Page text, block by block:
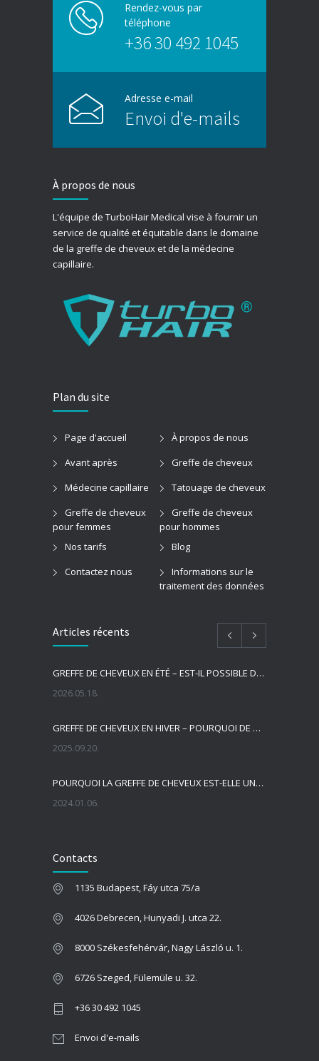
Rendez-vous par
téléphone
+36 30 492 1045
Adresse e-mail
Envoi d'e-mails
À propos de nous
L'équipe de TurboHair Medical vise à fournir un
service de qualité et équitable dans le domaine
de la greffe de cheveux et de la médecine
capillaire.
Plan du site
Page d'accueil
À propos de nous
Avant après
Greffe de cheveux
Médecine capillaire
Tatouage de cheveux
Greffe de cheveux
pour femmes
Greffe de cheveux
pour hommes
Nos tarifs
Blog
Contactez nous
Informations sur le
traitement des données
Articles récents
GREFFE DE CHEVEUX EN ÉTÉ – EST-IL POSSIBLE DE SE FAIRE GREFFERVOIR DES CHEVEUX EN ÉTÉ ?
2026.05.18.
GREFFE DE CHEVEUX EN HIVER – POURQUOI DE NOMBREUSES PERSONNES CHOISISSENT-ELLES LA SAISON LA PLUS FROIDE POUR UNE GREFFE DE CHEVEUX ?
2025.09.20.
POURQUOI LA GREFFE DE CHEVEUX EST-ELLE UNE BONNE SOLUTION?
2024.01.06.
2023.09.22.
2022.11.01.
Contacts
1135 Budapest, Fáy utca 75/a
4026 Debrecen, Hunyadi J. utca 22.
8000 Székesfehérvár, Nagy László u. 1.
6726 Szeged, Fülemüle u. 32.
+36 30 492 1045
Envoi d'e-mails